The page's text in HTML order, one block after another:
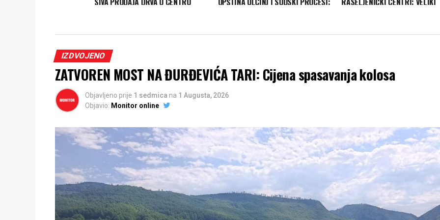
IZDVOJENO
ZATVOREN MOST NA ĐURĐEVIĆA TARI: Cijena spasavanja kolosa
Objavljeno prije 1 sedmica na 1 Augusta, 2026
Objavio: Monitor online